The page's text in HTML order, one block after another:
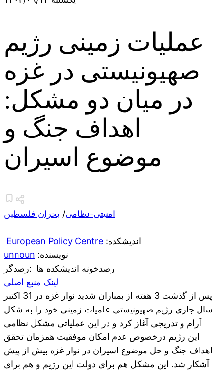
عملیات زمینی رژیم
صهیونیستی در غزه
در میان دو مشکل:
اهداف جنگ و
موضوع اسیران
امنیتی-نظامی/ بحران فلسطین
European Policy Centre :اندیشکده
unnoun :نویسنده
رصدخونه اندیشکده ها :رصدگر
لینک منبع اصلی
پس از گذشت 3 هفته از بمباران شدید نوار غزه در 31 اکتبر
سال جاری رژیم صهیونیستی علمیات زمینی خود را به شکل
آرام و تدریجی آغاز کرد و در این عملیاتی مشکل نظامی
این رژیم درخصوص عدم امکان موفقیت همزمان تحقق
اهداف جنگ و حل موضوع اسیران در نوار غزه بیش از پیش
آشکار شد. این مشکل هم برای دولت این رژیم و هم برای